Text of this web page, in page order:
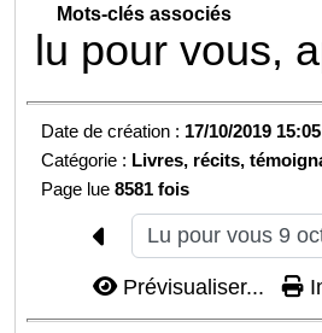
Mots-clés associés
lu pour vous,
Date de création : 17/10/2019 15:05
Catégorie : Livres, récits,
Page lue8581 fois
Prévisualiser...